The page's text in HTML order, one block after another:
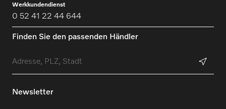
Werkkundendienst
0 52 41 22 44 644
Finden Sie den passenden Händler
Newsletter